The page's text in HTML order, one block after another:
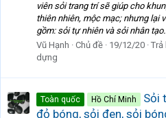
viên sỏi trang trí sẽ giúp cho
thiên nhiên, mộc mạc; nhưng lại
gồm: sỏi tự nhiên và sỏi nhân
Vũ Hạnh
Chủ đề 19/12/20 Trả
dựng
Toàn quốc Hồ Chí Minh
Sỏi
đỏ bóng, sỏi đen, sỏi